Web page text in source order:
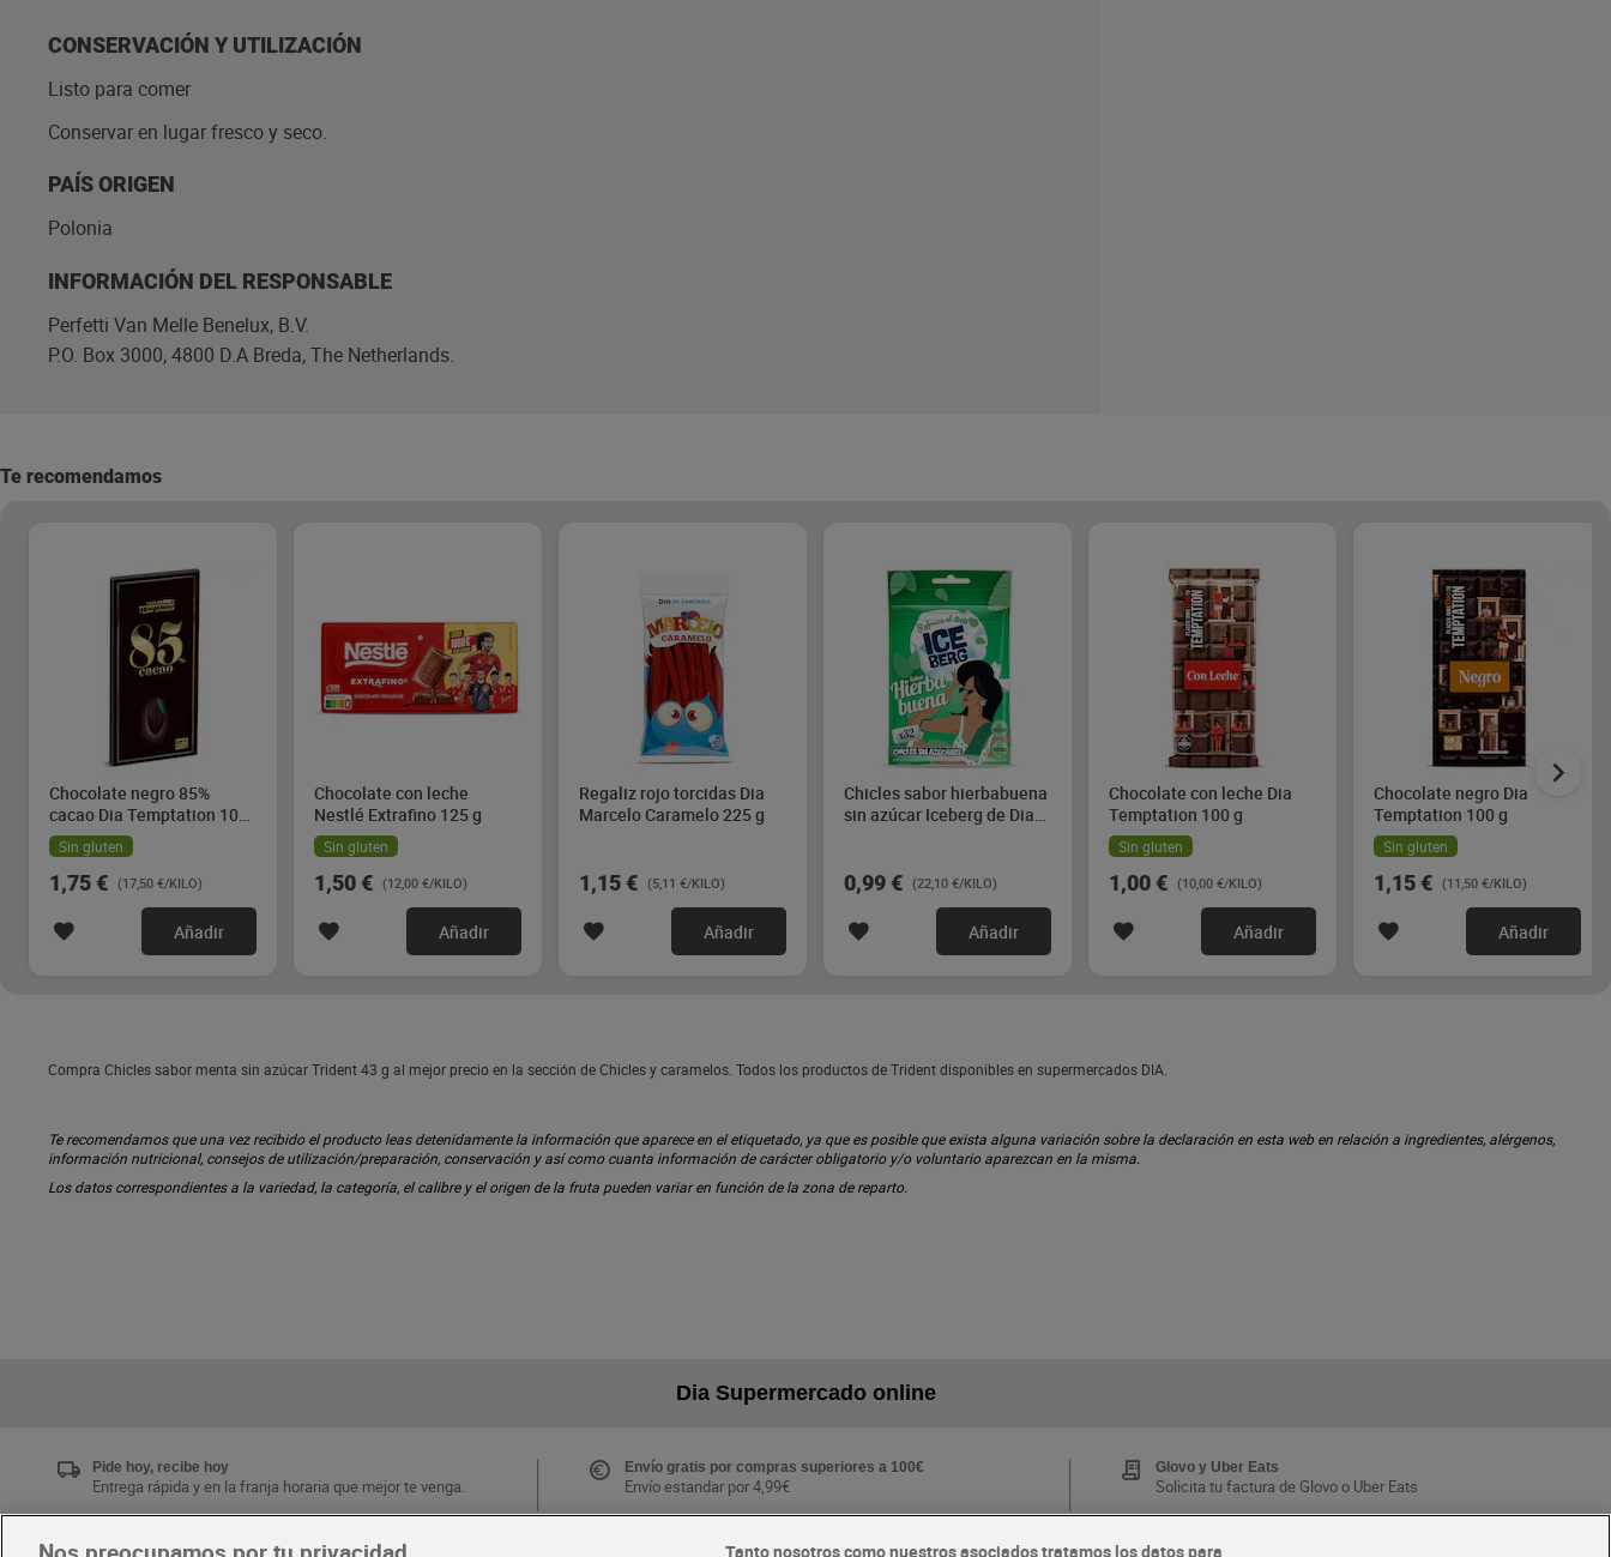
CONSERVACIÓN Y UTILIZACIÓN
Listo para comer
Conservar en lugar fresco y seco.
PAÍS ORIGEN
Polonia
INFORMACIÓN DEL RESPONSABLE
Perfetti Van Melle Benelux, B.V.
P.O. Box 3000, 4800 D.A Breda, The Netherlands.
Te recomendamos
Chocolate negro 85%
cacao Dia Temptation 100
gSin gluten
1,75 € (17,50 €/KILO)
Añadir
Chocolate con leche
Nestlé Extrafino 125 g
Sin gluten
1,50 € (12,00 €/KILO)
Añadir
Regaliz rojo torcidas Dia
Marcelo Caramelo 225 g
1,15 € (5,11 €/KILO)
Añadir
Chicles sabor hierbabuena
sin azúcar Iceberg de Dia
0,99 € (22,10 €/KILO)
Añadir
Chocolate con leche Dia
Temptation 100 g
Sin gluten
1,00 € (10,00 €/KILO)
Añadir
Chocolate negro Dia
Temptation 100 g
Sin gluten
1,15 € (11,50 €/KILO)
Añadir
Compra Chicles sabor menta sin azúcar Trident 43 g al mejor precio en la sección de Chicles y caramelos. Todos los productos de Trident disponibles en supermercados DIA.
Te recomendamos que una vez recibido el producto leas detenidamente la información que aparece en el etiquetado, ya que es posible que exista alguna variación sobre la declaración en esta web en relación a ingredientes, alérgenos,
información nutricional, consejos de utilización/preparación, conservación y así como cuanta información de carácter obligatorio y/o voluntario aparezcan en la misma.
Los datos correspondientes a la variedad, la categoría, el calibre y el origen de la fruta pueden variar en función de la zona de reparto.
Dia Supermercado online
Pide hoy, recibe hoy
Entrega rápida y en la franja horaria que mejor te venga.
Envío gratis por compras superiores a 100€
Envío estandar por 4,99€
Glovo y Uber Eats
Solicita tu factura de Glovo o Uber Eats
Tanto nosotros como nuestros asociados tratamos los datos para